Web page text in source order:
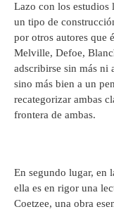
Lazo con los estudios
un tipo de
por otros autores que
Melville, Defoe,
adscribirse sin más ni
sino más bien a un
recategorizar ambas
frontera de ambas.
En segundo lugar, en
ella es en rigor una
Coetzee, una obra